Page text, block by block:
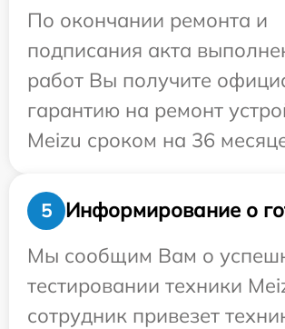
По окончании ремонта и
подписания акта
работ Вы получите
гарантию на ремонт
Meizu сроком на 36
5
Информирование о
Мы сообщим Вам о
тестировании техники
сотрудник привезет